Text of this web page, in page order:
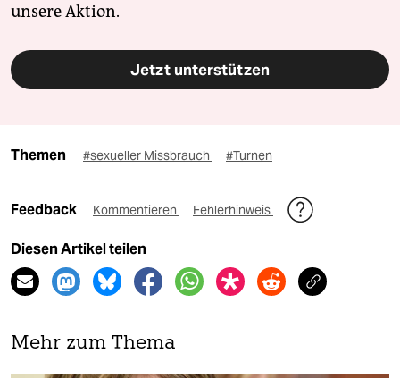
unsere Aktion.
Jetzt unterstützen
Themen #sexueller Missbrauch #Turnen
Feedback Kommentieren Fehlerhinweis
Diesen Artikel teilen
Mehr zum Thema